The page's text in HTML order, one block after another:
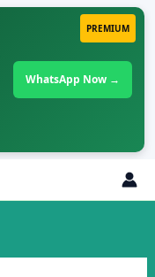
PREMIUM
WhatsApp Now →